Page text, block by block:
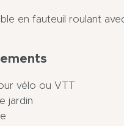
en fauteuil roulant
vélo ou VTT
jardin